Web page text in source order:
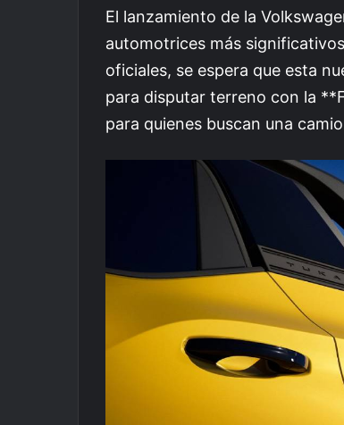
El lanzamiento de la
automotrices más
oficiales, se espera que esta
para disputar terreno con la
para quienes buscan una